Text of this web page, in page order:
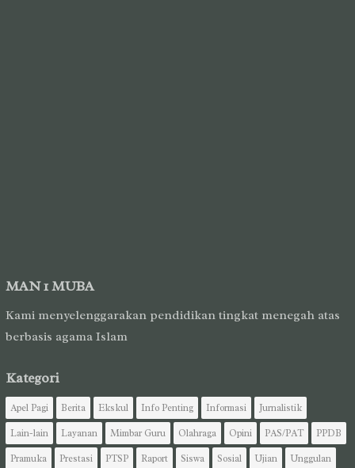
MAN 1 MUBA
Kami menyelenggarakan pendidikan tingkat menegah atas
berbasis agama Islam
Kategori
Apel Pagi Berita Ekskul Info Penting Informasi
Jurnalistik
Lain-lain
Layanan Mimbar Guru Olahraga Opini PAS/PAT
PPDB
Pramuka
Prestasi PTSP Raport Siswa Sosial Ujian Unggulan